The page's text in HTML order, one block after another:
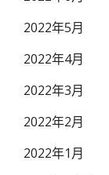
2022年5月
2022年4月
2022年3月
2022年2月
2022年1月